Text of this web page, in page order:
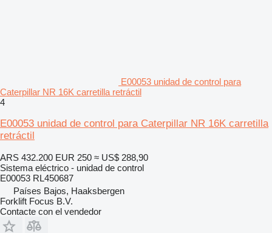
E00053 unidad de control para
Caterpillar NR 16K carretilla retráctil
4
E00053 unidad de control para Caterpillar NR 16K carretilla
retráctil
ARS 432.200 EUR 250 ≈ US$ 288,90
Sistema eléctrico - unidad de control
E00053 RL450687
Países Bajos, Haaksbergen
Forklift Focus B.V.
Contacte con el vendedor